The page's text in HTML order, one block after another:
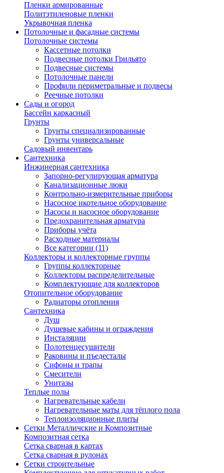
Пленки армированные
Политэтиленовые пленки
Укрывочная пленка
Потолочные и фасадные системы
Потолочные системы
Кассетные потолки
Подвесные потолки Грильято
Подвесные системы
Потолочные панели
Профили периметральные и подвесы
Реечные потолки
Сады и огород
Бассейн каркасный
Грунты
Грунты специализированные
Грунты универсальные
Садовый инвентарь
Сантехника
Инжинерная сантехника
Запорно-регулирующая арматура
Канализационные люки
Контрольно-измерительные приборы
Насосное икотельное оборудование
Насосы и насосное оборудование
Предохранительная арматура
Приборы учёта
Расходные материалы
Все категории (11)
Коллекторы и коллекторные группы
Группы коллекторные
Коллекторы распределительные
Комплектующие для коллекторов
Отопительное оборудование
Радиаторы отопления
Сантехника
Душ
Душевые кабины и ограждения
Инсталяции
Полотенцесушители
Раковины и пъедесталы
Сифоны и трапы
Смесители
Унитазы
Теплые полы
Нагревательные кабели
Нагревательные маты для тёплого пола
Теплоизоляционные плиты
Сетки Металличские и Композитные
Композитная сетка
Сетка сварная в картах
Сетка сварная в рулонах
Сетки строительные